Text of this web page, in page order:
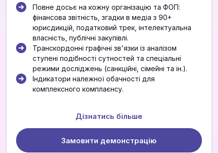
Повне досьє на кожну організацію та ФОП:
фінансова звітність, згадки в медіа з 90+
юрисдикцій, податковий трек, інтелектуальна
власність, публічні закупівлі.
Транскордонні графічні зв'язки із аналізом
ступені подібності сутностей та спеціальні
режими досліджень (санкційні, сімейні та ін.).
Індикатори належної обачності для
комплексного комплаєнсу.
Дізнатись більше
Замовити демонстрацію